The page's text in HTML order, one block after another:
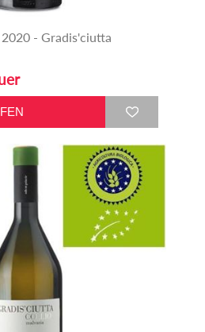
- Gradis'ciutta